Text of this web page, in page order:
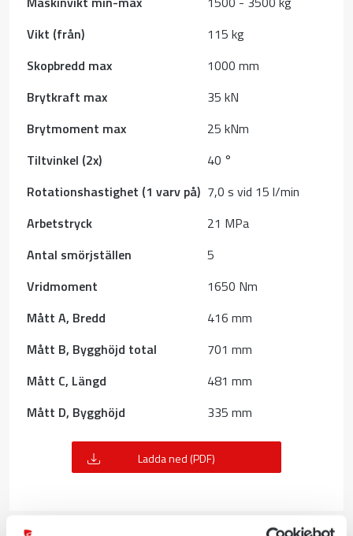
Vikt (från)
115 kg
Skopbredd max
1000 mm
Brytkraft max
35 kN
Brytmoment max
25 kNm
Tiltvinkel (2x)
40 °
Rotationshastighet (1 varv på) 7,0 s vid 15 l/min
Arbetstryck
21 MPa
Antal smörjställen
5
Vridmoment
1650 Nm
Mått A, Bredd
416 mm
Mått B, Bygghöjd total
701 mm
Mått C, Längd
481 mm
Mått D, Bygghöjd
335 mm
Ladda ned (PDF)